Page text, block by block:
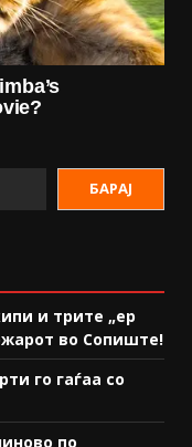
БАРАЈ
и трите „ер
во Сопиште!
го гаѓаа со
по